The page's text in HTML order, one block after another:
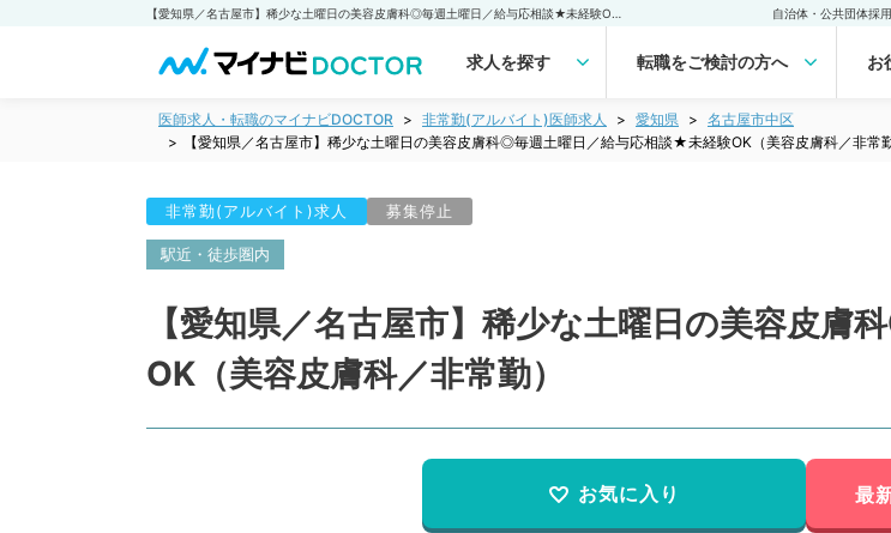
自治体・公共団体採
求人を探す 転職をご検討の方へ お
医師求人・転職のマイナビDOCTOR 非常勤(アルバイト)医師求人 愛知県
名古屋市中区
【愛知県／名古屋市】稀少な土曜日の美容皮膚科◎毎週土曜日／給与応相談★未経験OK（美容皮膚科／非常勤
非常勤(アルバイト)求人 募集停止
駅近・徒歩圏内
【愛知県／名古屋市】稀少な土曜日の美容皮
OK（美容皮膚科／非常勤）
お気に入り 最